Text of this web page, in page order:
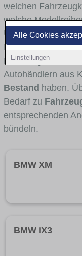
Alle Cookies
Einstellungen
welchen
welche
Umlandverkehr zu
Fahrertypen die
Fahrzeuge
Autohändlern aus
Bestand haben.
Bedarf zu
entsprechenden
bündeln.
BMW XM
BMW iX3